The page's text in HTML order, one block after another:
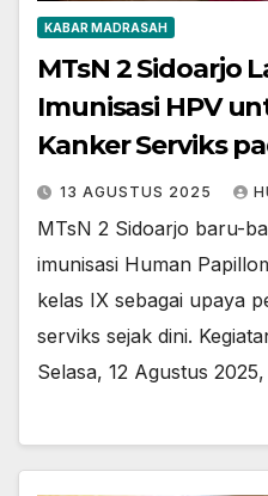
KABAR MADRASAH
MTsN 2 Sidoarjo
Imunisasi HPV
Kanker Serviks
13 AGUSTUS 2025
MTsN 2 Sidoarjo baru-
imunisasi Human
kelas IX sebagai upaya
serviks sejak dini.
Selasa, 12 Agustus